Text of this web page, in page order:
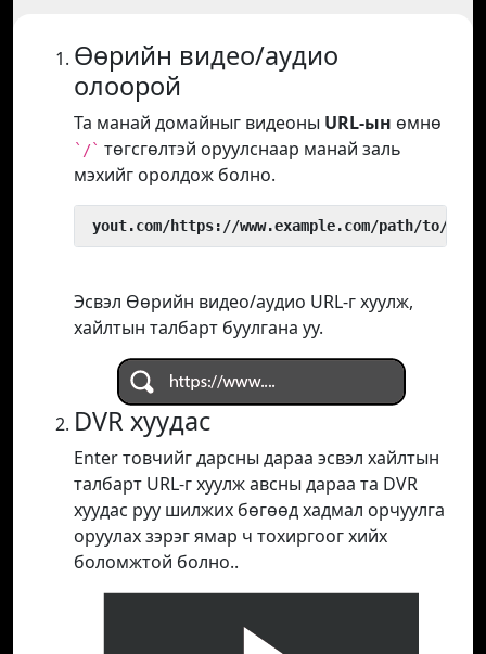
Өөрийн видео/аудио
олоорой
Та манай домайныг видеоны URL-ын өмнө
`/` төгсгөлтэй оруулснаар манай заль
мэхийг оролдож болно.
yout.com/https://www.example.com/path/to/
Эсвэл Өөрийн видео/аудио URL-г хуулж,
хайлтын талбарт буулгана уу.
DVR хуудас
Enter товчийг дарсны дараа эсвэл хайлтын
талбарт URL-г хуулж авсны дараа та DVR
хуудас руу шилжих бөгөөд хадмал орчуулга
оруулах зэрэг ямар ч тохиргоог хийх
боломжтой болно..